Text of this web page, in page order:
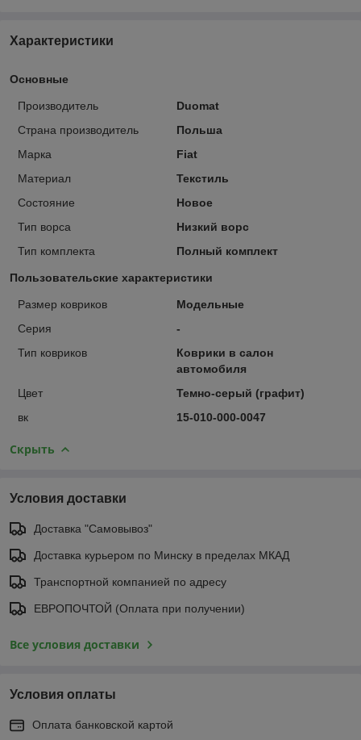
Характеристики
Основные
Производитель
Duomat
Страна производитель
Польша
Марка
Fiat
Материал
Текстиль
Состояние
Новое
Тип ворса
Низкий ворс
Тип комплекта
Полный комплект
Пользовательские характеристики
Размер ковриков
Модельные
Серия
-
Тип ковриков
Коврики в салон
автомобиля
Цвет
Темно-серый (графит)
вк
15-010-000-0047
Скрыть
Условия доставки
Доставка "Самовывоз"
Доставка курьером по Минску в пределах МКАД
Транспортной компанией по адресу
ЕВРОПОЧТОЙ (Оплата при получении)
Все условия доставки
Условия оплаты
Оплата банковской картой